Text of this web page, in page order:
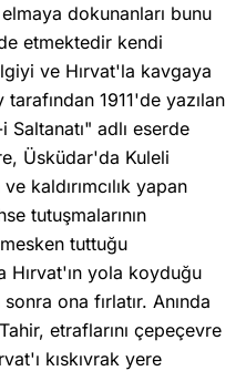
dokunanları bunu
etmektedir kendi
ve Hırvat'la kavgaya
tarafından 1911'de yazılan
adlı eserde
Üsküdar'da Kuleli
kaldırımcılık yapan
tutuşmalarının
tuttuğu
Hırvat'ın yola koyduğu
ona fırlatır. Anında
etraflarını çepeçevre
kıskıvrak yere